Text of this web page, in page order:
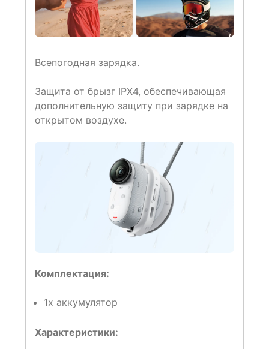
Всепогодная зарядка.
Защита от брызг IPX4, обеспечивающая
дополнительную защиту при зарядке на
открытом воздухе.
Комплектация:
1x аккумулятор
Характеристики: